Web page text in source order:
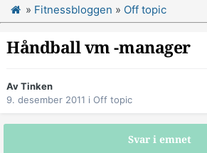
» Fitnessbloggen » Off topic
Håndball vm -manager
AvTinken
9. desember 2011 i Off topic
Svar i emnet